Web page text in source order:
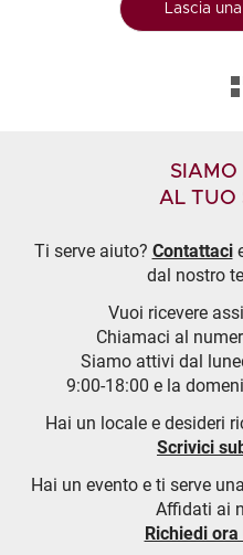
Lascia
SIAMO
AL TUO
Ti serve aiuto? Contattaci
dal nostro
Vuoi ricevere
Chiamaci al
Siamo attivi dal
9:00-18:00 e la
Hai un locale e desideri
Scrivici
Hai un evento e ti serve
Affidati ai
Richiedi